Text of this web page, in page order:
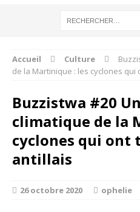
Accueil Culture
de la Martinique : les cyclones qui
Buzzistwa #20
climatique de la
cyclones qui ont
antillais
26 octobre 2020 ophelie